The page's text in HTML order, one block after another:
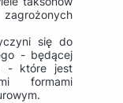
się do
- będącej
- które jest
formami